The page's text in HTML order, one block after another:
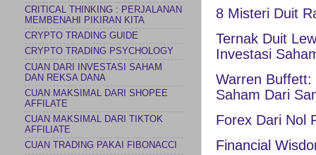
8 Misteri Duit
Ternak Duit
Investasi
Warren Buffett:
Saham Dari
Forex Dari Nol
Financial
CRITICAL THINKING : PERJALANAN
MEMBENAHI PIKIRAN KITA
CRYPTO TRADING GUIDE
CRYPTO TRADING PSYCHOLOGY
CUAN DARI INVESTASI SAHAM
DAN REKSA DANA
CUAN MAKSIMAL DARI SHOPEE
AFFILATE
CUAN MAKSIMAL DARI TIKTOK
AFFILIATE
CUAN TRADING PAKAI FIBONACCI